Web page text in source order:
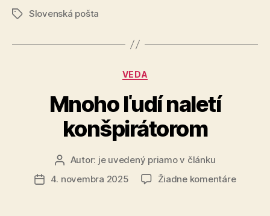
ZnačkySlovenská pošta
Kategórie
VEDA
Mnoho ľudí naletí
konšpirátorom
AutorAutor: je uvedený priamo v článku
Dátum4. novembra 2025 Žiadne komentárena